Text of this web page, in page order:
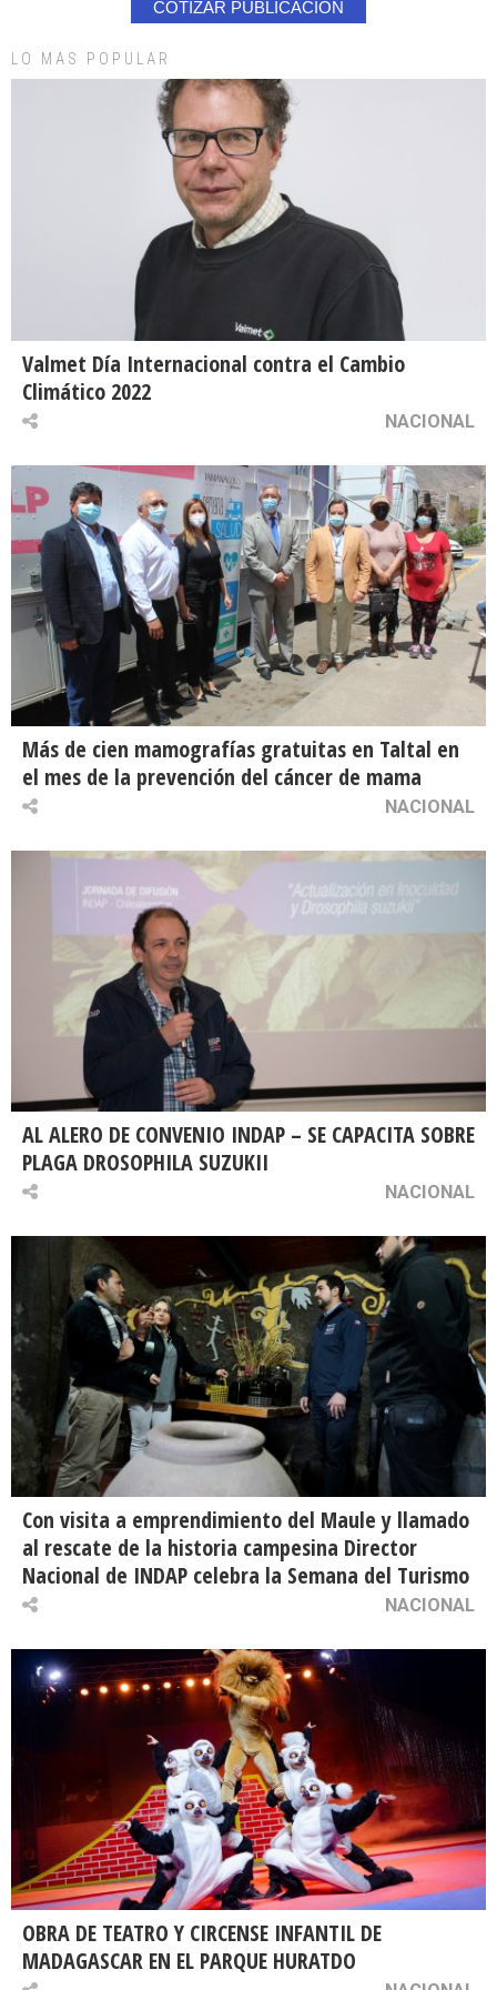
COTIZAR PUBLICACION
LO MAS POPULAR
Valmet Día Internacional contra el Cambio
Climático 2022
NACIONAL
Más de cien mamografías gratuitas en Taltal en
el mes de la prevención del cáncer de mama
NACIONAL
AL ALERO DE CONVENIO INDAP – SE CAPACITA SOBRE
PLAGA DROSOPHILA SUZUKII
NACIONAL
Con visita a emprendimiento del Maule y llamado
al rescate de la historia campesina Director
Nacional de INDAP celebra la Semana del Turismo
NACIONAL
OBRA DE TEATRO Y CIRCENSE INFANTIL DE
MADAGASCAR EN EL PARQUE HURATDO